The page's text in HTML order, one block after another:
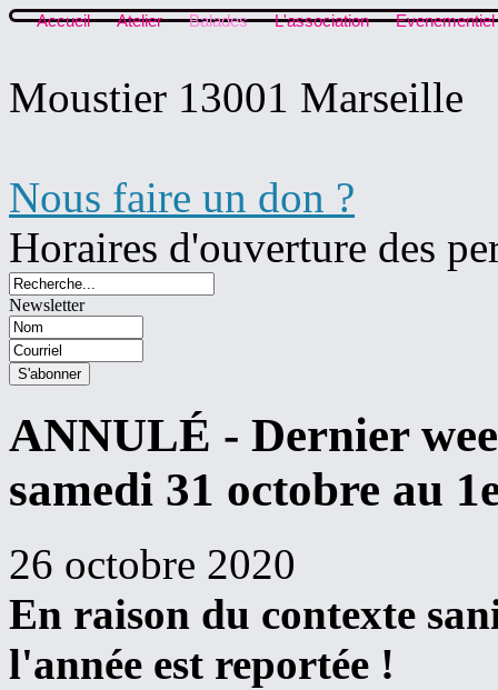
Accueil Atelier Balades L'association Evenementiel
Moustier 13001 Marseille
Nous faire un don ?
Horaires d'ouverture des
Newsletter
ANNULÉ - Dernier
samedi 31 octobre au
26 octobre 2020
En raison du contexte
l'année est reportée !